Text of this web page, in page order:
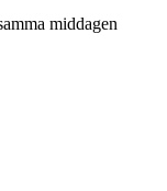
middagen